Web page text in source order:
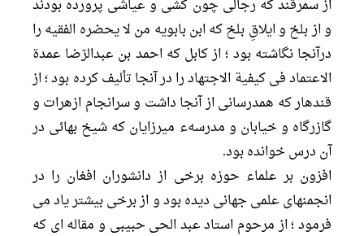
از سمرقند كه رجالى چون كشّى و عياشى پرورده بودند
و از بلخ و ايلاقِ بلخ كه ابن بابويه من لا يحضره الفقيه را
درآنجا نگاشته بود ؛ از كابل كه احمد بن عبدالرّضا عمدة
الاعتماد فى كيفية الاجتهاد را در آنجا تأليف كرده بود ؛ از
قندهار كه همدرسانى از آنجا داشت و سرانجام ازهرات و
گازرگاه و خيابان و مدرسهء ميرزايان كه شيخ بهائى در
آن درس خوانده بود.
افزون بر علماء حوزه برخى از دانشوران افغان را در
انجمنهاى علمى جهانى ديده بود و از برخى بيشتر ياد مى
فرمود ؛ از مرحوم استاد عبد الحى حبيبى و مقاله اى كه